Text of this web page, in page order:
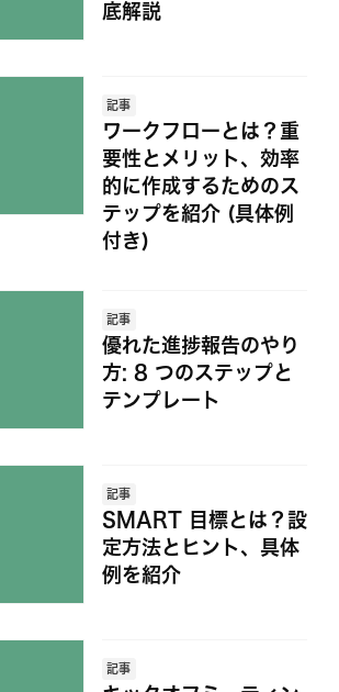
底解説
記事
ワークフローとは？重
要性とメリット、効率
的に作成するためのス
テップを紹介 (具体例
付き)
記事
優れた進捗報告のやり
方: 8 つのステップと
テンプレート
記事
SMART 目標とは？設
定方法とヒント、具体
例を紹介
記事